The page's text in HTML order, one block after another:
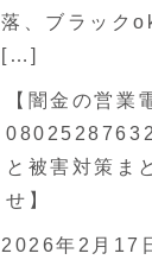
落、ブラック
[…]
【闇金の営業
と被害対策ま
せ】
2026年2月17